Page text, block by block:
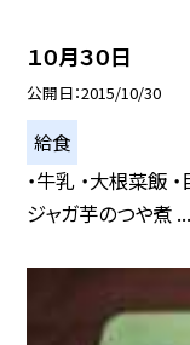
１０月３０日
公開日 2015/10/30
給食
・牛乳 ・大根菜飯
ジャガ芋のつや煮 ...